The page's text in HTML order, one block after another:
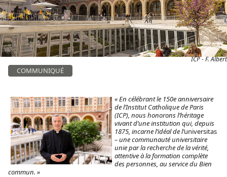
ICP - F. Albert
COMMUNIQUÉ
« En célébrant le 150e anniversaire
de l’Institut Catholique de Paris
(ICP), nous honorons l’héritage
vivant d’une institution qui, depuis
1875, incarne l’idéal de l’universitas
– une communauté universitaire
unie par la recherche de la vérité,
attentive à la formation complète
des personnes, au service du Bien
commun. »